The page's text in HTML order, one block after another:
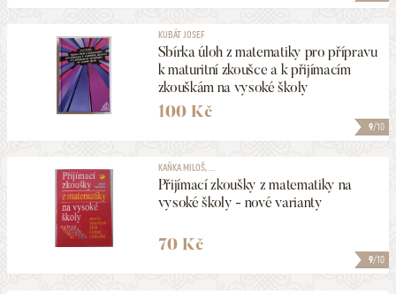
9/10
KUBÁT JOSEF
Sbírka úloh z matematiky pro přípravu
k maturitní zkoušce a k přijímacím
zkouškám na vysoké školy
100 Kč
9/10
KAŇKA MILOŠ, ...
Přijímací zkoušky z matematiky na
vysoké školy - nové varianty
70 Kč